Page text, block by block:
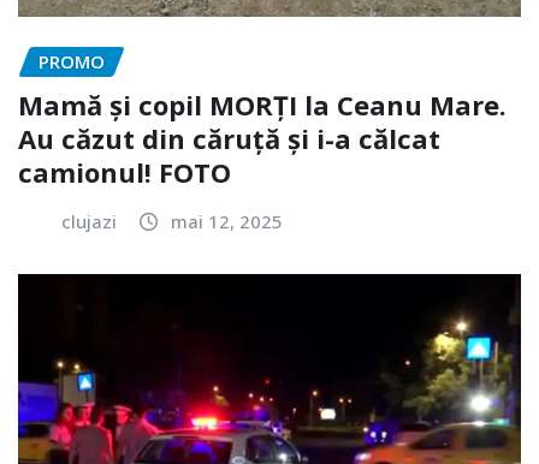
PROMO
Mamă și copil MORȚI la Ceanu Mare.
Au căzut din căruță și i-a călcat
camionul! FOTO
clujazi mai 12, 2025